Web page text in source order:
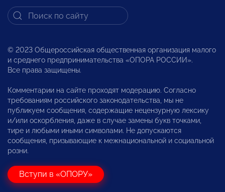
© 2023 Общероссийская общественная организация малого
и среднего предпринимательства «ОПОРА РОССИИ».
Все права защищены.
Комментарии на сайте проходят модерацию. Согласно
требованиям российского законодательства, мы не
публикуем сообщения, содержащие нецензурную лексику
и/или оскорбления, даже в случае замены букв точками,
тире и любыми иными символами. Не допускаются
сообщения, призывающие к межнациональной и социальной
розни.
Вступи в «ОПОРУ»